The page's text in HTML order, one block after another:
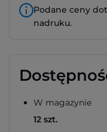
Podane ceny
nadruku.
W magazynie
12 szt.